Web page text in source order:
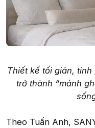
Thiết kế tối giản, tinh
trở thành “mảnh
Theo Tuấn Anh,